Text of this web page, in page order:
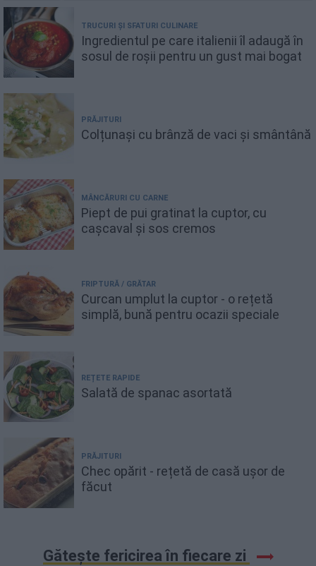
TRUCURI ȘI SFATURI CULINARE
Ingredientul pe care italienii îl adaugă în
sosul de roșii pentru un gust mai bogat
PRĂJITURI
Colțunași cu brânză de vaci și smântână
MÂNCĂRURI CU CARNE
Piept de pui gratinat la cuptor, cu
cașcaval și sos cremos
FRIPTURĂ / GRĂTAR
Curcan umplut la cuptor - o rețetă
simplă, bună pentru ocazii speciale
REȚETE RAPIDE
Salată de spanac asortată
PRĂJITURI
Chec opărit - rețetă de casă ușor de
făcut
Gătește fericirea în fiecare zi